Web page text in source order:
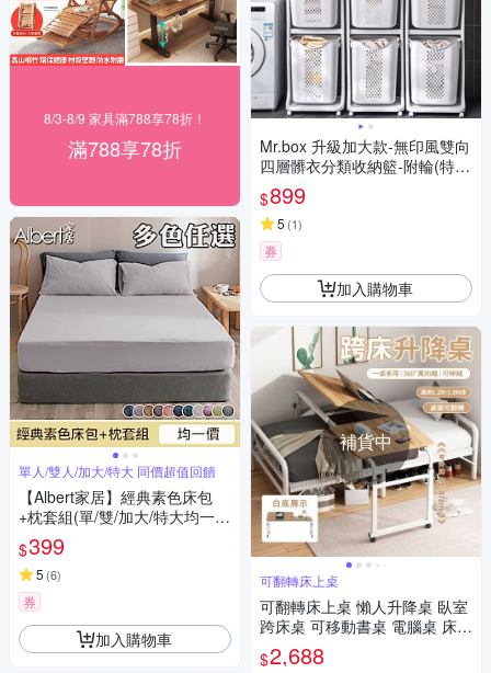
8/3-8/9 家具滿788享78折！
滿788享78折
單人/雙人/加大/特大 同價超值回饋
【Albert家居】經典素色床包
+枕套組(單/雙/加大/特大均一
價)-多色任選/台灣製/舒柔棉/柔
絲絨
$399
5 (6)
券
加入購物車
Mr.box 升級加大款-無印風雙向
四層髒衣分類收納籃-附輪(特大
籃+大籃+2小籃)
$899
5 (1)
券
加入購物車
補貨中
可翻轉床上桌
可翻轉床上桌 懶人升降桌 臥室
跨床桌 可移動書桌 電腦桌 床邊
小桌子 床桌(可翻轉升降桌)
$2,688